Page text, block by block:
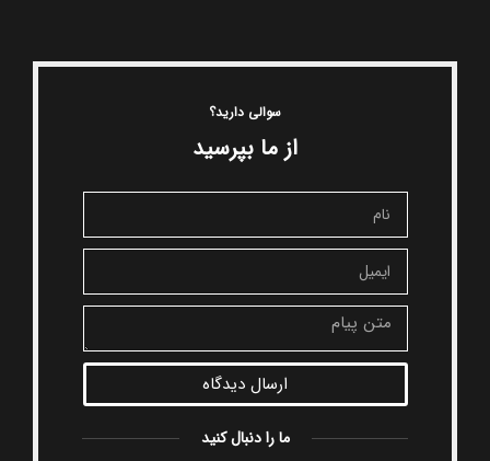
سوالی دارید؟
از ما بپرسید
ارسال دیدگاه
ما را دنبال کنید